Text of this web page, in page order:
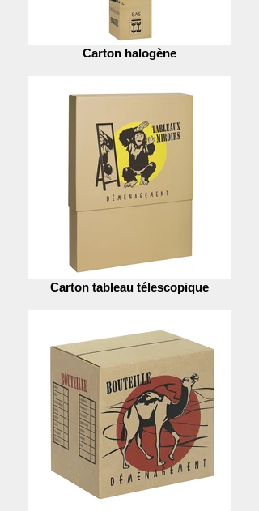
Carton halogène
Carton tableau télescopique